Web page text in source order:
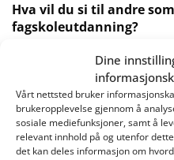
Dine
Vårt nettsted bruker
brukeropplevelse gjennom å
sosiale mediefunksjoner, samt å
relevant innhold på og utenfor
det kan deles informasjon om
Hva vil du si til andre
fagskoleutdanning?
Da må de søke! Det er
med jobb. Alt vi har lært er
Verktøykassa er full,
gjennomføring. Du får en
arbeidshverdag. Du lærer
nå mål gjennom andre.